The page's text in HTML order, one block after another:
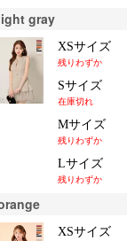
gray
XSサイズ
残りわずか
Sサイズ
在庫切れ
Mサイズ
残りわずか
Lサイズ
残りわずか
XSサイズ